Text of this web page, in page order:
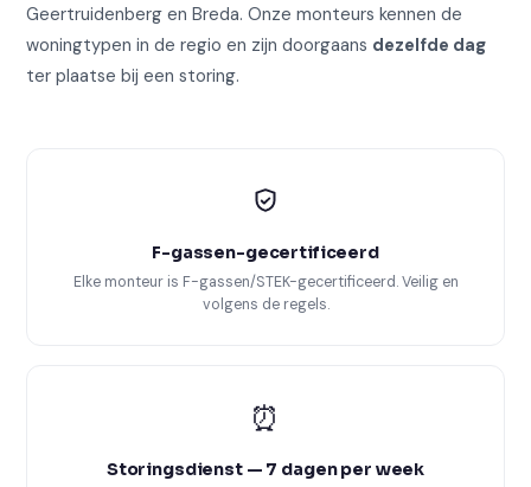
Geertruidenberg en Breda. Onze monteurs kennen de
woningtypen in de regio en zijn doorgaans dezelfde dag
ter plaatse bij een storing.
F-gassen-gecertificeerd
Elke monteur is F-gassen/STEK-gecertificeerd. Veilig en
volgens de regels.
⏰
Storingsdienst — 7 dagen per week